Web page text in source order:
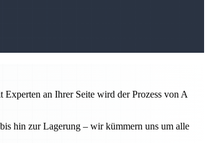
an Ihrer Seite wird der Prozess von A
hin zur Lagerung – wir kümmern uns um alle